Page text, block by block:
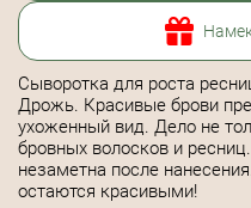
Сыворотка для роста
Дрожь. Красивые брови
ухоженный вид. Дело не
бровных волосков и
незаметна после
остаются красивыми!